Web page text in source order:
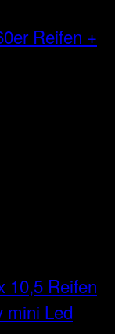
Reifen +